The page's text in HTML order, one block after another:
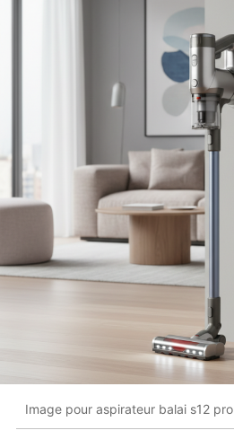
Image pour aspirateur balai s12 pro